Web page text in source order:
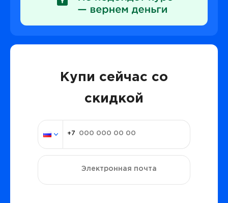
Купи сейчас со
скидкой